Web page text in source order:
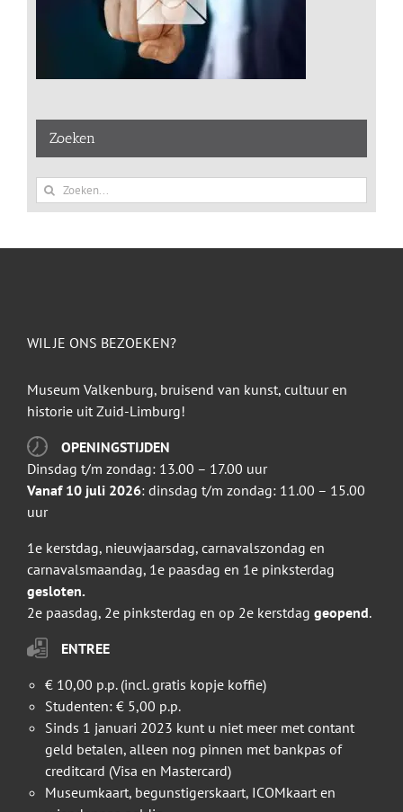
Zoeken
Zoeken
naar:
WIL JE ONS BEZOEKEN?
Museum Valkenburg, bruisend van kunst, cultuur en
historie uit Zuid-Limburg!
OPENINGSTIJDEN
Dinsdag t/m zondag: 13.00 – 17.00 uur
Vanaf 10 juli 2026: dinsdag t/m zondag: 11.00 – 15.00
uur
1e kerstdag, nieuwjaarsdag, carnavalszondag en
carnavalsmaandag, 1e paasdag en 1e pinksterdag
gesloten.
2e paasdag, 2e pinksterdag en op 2e kerstdag geopend.
ENTREE
€ 10,00 p.p. (incl. gratis kopje koffie)
Studenten: € 5,00 p.p.
Sinds 1 januari 2023 kunt u niet meer met contant
geld betalen, alleen nog pinnen met bankpas of
creditcard (Visa en Mastercard)
Museumkaart, begunstigerskaart, ICOMkaart en